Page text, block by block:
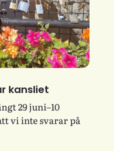
kansliet
29 juni–10
vi inte svarar på